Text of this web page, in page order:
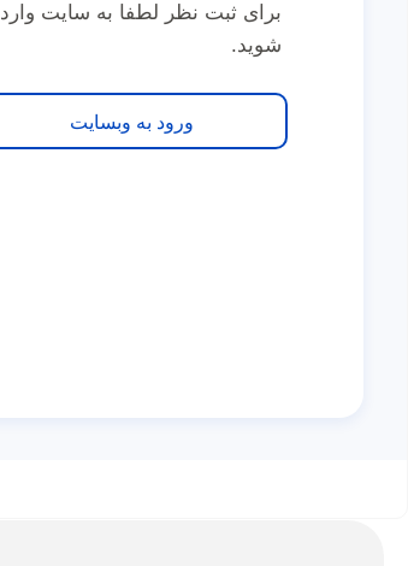
برای ثبت نظر لطفا به سایت وارد
شوید.
ورود به وبسایت